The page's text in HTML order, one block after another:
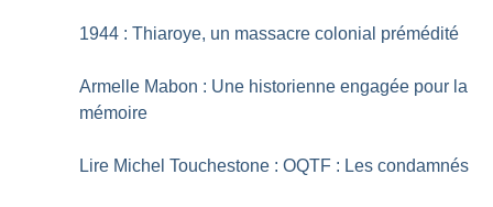
1944 : Thiaroye, un massacre colonial prémédité
Armelle Mabon : Une historienne engagée pour la
mémoire
Lire Michel Touchestone : OQTF : Les condamnés